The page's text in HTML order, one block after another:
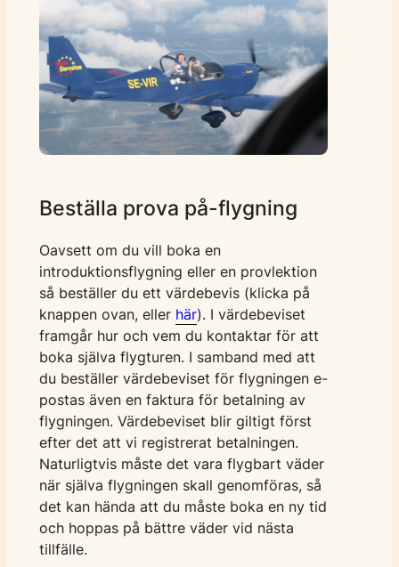
Beställa prova på-flygning
Oavsett om du vill boka en
introduktionsflygning eller en provlektion
så beställer du ett värdebevis (klicka på
knappen ovan, eller här). I värdebeviset
framgår hur och vem du kontaktar för att
boka själva flygturen. I samband med att
du beställer värdebeviset för flygningen e-
postas även en faktura för betalning av
flygningen. Värdebeviset blir giltigt först
efter det att vi registrerat betalningen.
Naturligtvis måste det vara flygbart väder
när själva flygningen skall genomföras, så
det kan hända att du måste boka en ny tid
och hoppas på bättre väder vid nästa
tillfälle.